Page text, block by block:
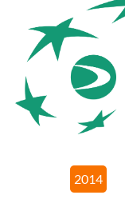
2014